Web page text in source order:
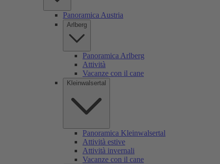
Panoramica Austria
Arlberg
Panoramica Arlberg
Attività
Vacanze con il cane
Kleinwalsertal
Panoramica Kleinwalsertal
Attività estive
Attività invernali
Vacanze con il cane